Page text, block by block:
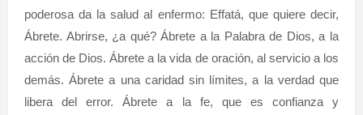
poderosa da la salud al enfermo: Effatá, que quiere decir,
Ábrete. Abrirse, ¿a qué? Ábrete a la Palabra de Dios, a la
acción de Dios. Ábrete a la vida de oración, al servicio a los
demás. Ábrete a una caridad sin límites, a la verdad que
libera del error. Ábrete a la fe, que es confianza y